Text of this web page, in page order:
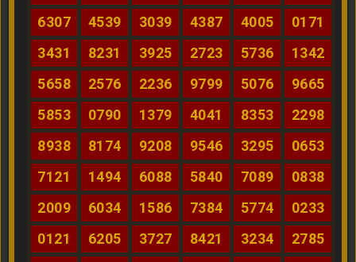
6307
4539 3039 4387 4005
0171
3431
8231 3925 2723 5736
1342
5658
2576 2236 9799 5076
9665
5853
0790 1379 4041 8353
2298
8938
8174 9208 9546 3295
0653
7121
1494 6088 5840 7089
0838
2009
6034 1586 7384 5774
0233
0121
6205 3727 8421 3234
2785